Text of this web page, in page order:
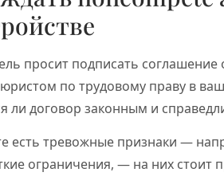
просит подписать
юристом по трудовому праву в
ли договор законным и
есть тревожные признаки —
ограничения, — на них стоит